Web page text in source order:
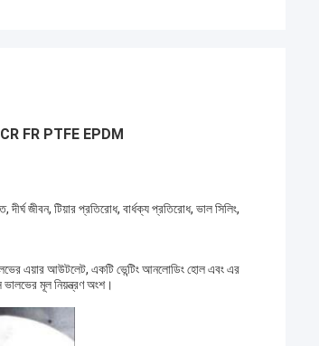
FR PTFE EPDM
জীবন, টিয়ার প্রতিরোধ, বার্ধক্য প্রতিরোধ, ভাল সিলিং,
এয়ার আউটলেট, একটি ভেন্টিং আনলোডিং হোল এবং এর
মূল নিয়ন্ত্রণ অংশ।